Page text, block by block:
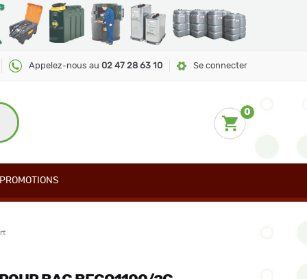
Appelez-nous au 02 47 28 63 10 Se connecter
0
PROMOTIONS